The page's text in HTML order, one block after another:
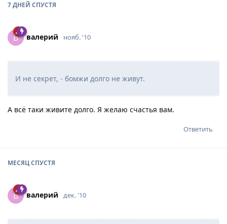
7 ДНЕЙ СПУСТЯ
В вaлepий нояб. '10
И не секрет, - бомжи долго не живут.
А всё таки живите долго. Я желаю счастья вам.
Ответить
МЕСЯЦСПУСТЯ
В вaлepий дек. '10